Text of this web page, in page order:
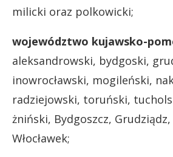
milicki oraz polkowicki;
województwo kujawsko-
aleksandrowski, bydgoski,
inowrocławski, mogileński,
radziejowski, toruński,
żniński, Bydgoszcz,
Włocławek;